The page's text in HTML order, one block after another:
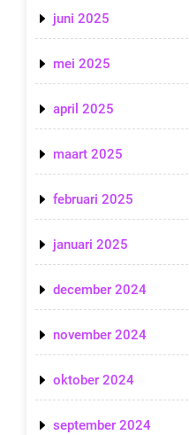
juni 2025
mei 2025
april 2025
maart 2025
februari 2025
januari 2025
december 2024
november 2024
oktober 2024
september 2024